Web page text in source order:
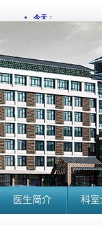
医生简介 科